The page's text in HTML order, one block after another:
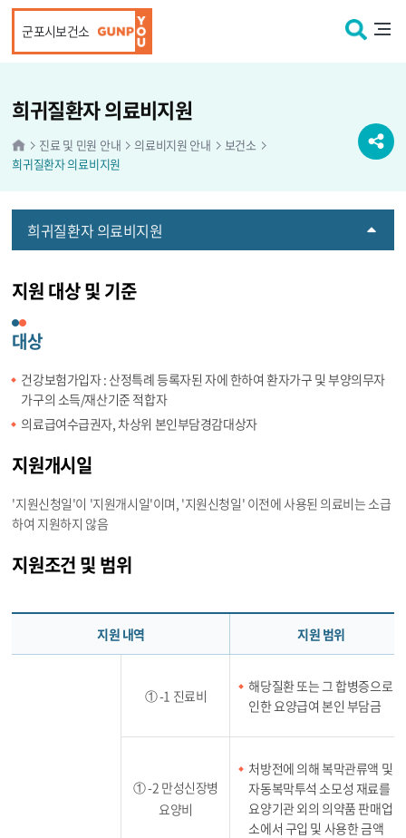
군포시보건소
진료 및 민원 안내 의료비지원 안내
보건소
희귀질환자 의료비지원
희귀질환자 의료비지원
희귀질환자 의료비지원
지원 대상 및 기준
대상
건강보험가입자 : 산정특례 등록자된 자에 한하여 환자가구 및 부양의무자
가구의 소득/재산기준 적합자
의료급여수급권자, 차상위 본인부담경감대상자
지원개시일
'지원신청일'이 '지원개시일'이며, '지원신청일' 이전에 사용된 의료비는 소급
하여 지원하지 않음
지원조건 및 범위
지원 내역 지원 범위
① -1 진료비
해당질환 또는 그 합병증으로
인한 요양급여 본인 부담금
① -2 만성신장병
요양비
처방전에 의해 복막관류액 및
자동복막투석 소모성 재료를
요양기관 외의 의약품 판매업
소에서 구입 및 사용한 금액